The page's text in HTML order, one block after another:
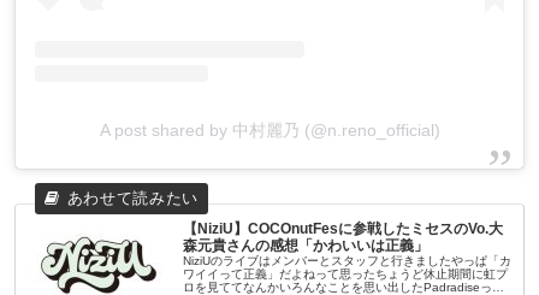
A post shared by 中村麗乃 (@n.reno_official)
【NiziU】COCOnutFesに参戦したミセスのVo.大
森元貴さんの感想「かわいいは正義」
NiziUのライブはメンバーとスタッフと行きましたやっぱ「カ
ワイイって正義」だよねって思ったちょうど休止期間に虹プ
ロを見ててなんかいろんなことを思い出したPadradiseって